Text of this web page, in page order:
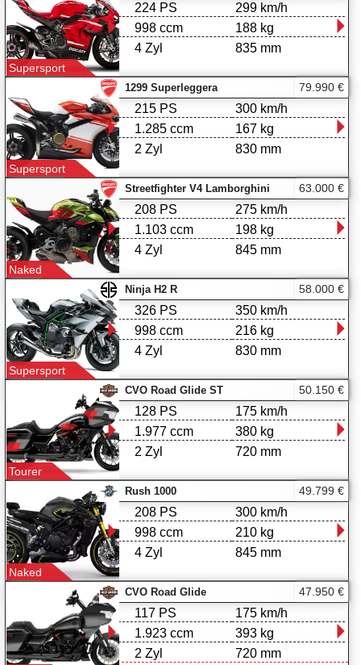
Supersport
224 PS
998 ccm
4 Zyl
299 km/h
188 kg
835 mm
1299 Superleggera
Supersport
79.990 €
215 PS
1.285 ccm
2 Zyl
300 km/h
167 kg
830 mm
Streetfighter V4 Lamborghini
Naked
63.000 €
208 PS
1.103 ccm
4 Zyl
275 km/h
198 kg
845 mm
Ninja H2 R
Supersport
58.000 €
326 PS
998 ccm
4 Zyl
350 km/h
216 kg
830 mm
CVO Road Glide ST
Tourer
50.150 €
128 PS
1.977 ccm
2 Zyl
175 km/h
380 kg
720 mm
Rush 1000
Naked
49.799 €
208 PS
998 ccm
4 Zyl
300 km/h
210 kg
845 mm
CVO Road Glide 47.950 €
117 PS
1.923 ccm
2 Zyl
175 km/h
393 kg
720 mm